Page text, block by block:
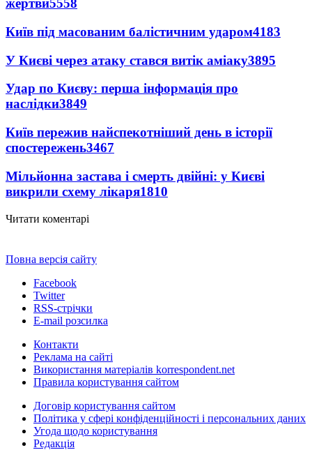
жертви5558
Київ під масованим балістичним ударом4183
У Києві через атаку стався витік аміаку3895
Удар по Києву: перша інформація про
наслідки3849
Київ пережив найспекотніший день в історії
спостережень3467
Мільйонна застава і смерть двійні: у Києві
викрили схему лікаря1810
Читати коментарі
Повна версія сайту
Facebook
Twitter
RSS-стрічки
E-mail розсилка
Контакти
Реклама на сайті
Використання матеріалів korrespondent.net
Правила користування сайтом
Договір користування сайтом
Політика у сфері конфіденційності і персональних даних
Угода щодо користування
Редакція